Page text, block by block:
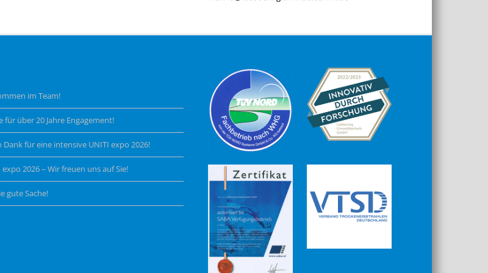
im Team!
für über 20 Jahre Engagement!
Dank für eine intensive UNITI expo 2026!
expo 2026 – Wir freuen uns auf Sie!
gute Sache!